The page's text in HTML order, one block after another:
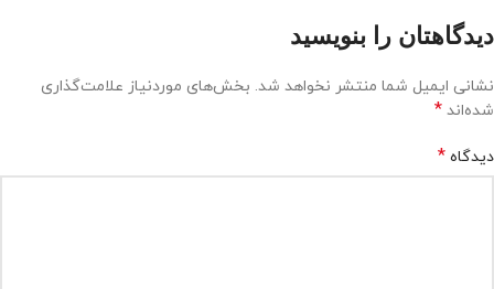
دیدگاهتان را بنویسید
نشانی ایمیل شما منتشر نخواهد شد. بخش‌های موردنیاز علامت‌گذاری
شده‌اند *
دیدگاه *